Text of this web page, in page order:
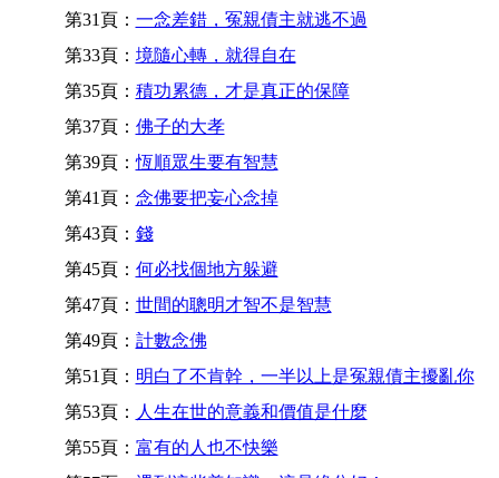
第31頁： 一念差錯，冤親債主就逃不過
第33頁： 境隨心轉，就得自在
第35頁： 積功累德，才是真正的保障
第37頁： 佛子的大孝
第39頁：恆順眾生要有智慧
第41頁： 念佛要把妄心念掉
第43頁： 錢
第45頁： 何必找個地方躲避
第47頁： 世間的聰明才智不是智慧
第49頁： 計數念佛
第51頁： 明白了不肯幹，一半以上是冤親債主擾亂你
第53頁： 人生在世的意義和價值是什麼
第55頁： 富有的人也不快樂